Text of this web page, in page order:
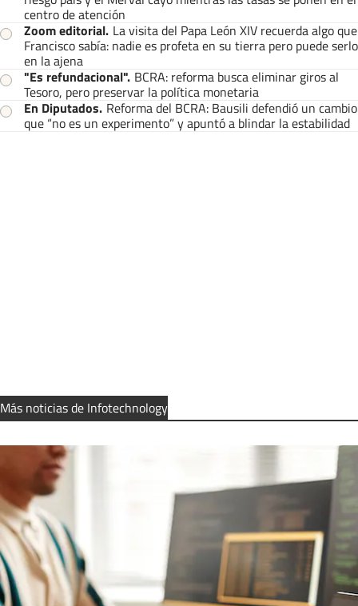
centro de atención
Zoom editorial. La visita del Papa León XIV recuerda algo que
Francisco sabía: nadie es profeta en su tierra pero puede serlo
en la ajena
"Es refundacional". BCRA: reforma busca eliminar giros al
Tesoro, pero preservar la política monetaria
En Diputados. Reforma del BCRA: Bausili defendió un cambio
que “no es un experimento” y apuntó a blindar la estabilidad
Más noticias de Infotechnology